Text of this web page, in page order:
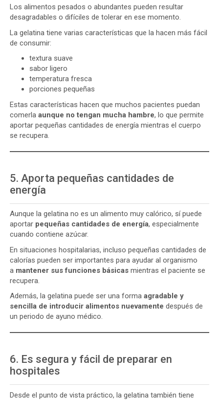
Los alimentos pesados o abundantes pueden resultar
desagradables o difíciles de tolerar en ese momento.
La gelatina tiene varias características que la hacen más fácil
de consumir:
textura suave
sabor ligero
temperatura fresca
porciones pequeñas
Estas características hacen que muchos pacientes puedan
comerla aunque no tengan mucha hambre, lo que permite
aportar pequeñas cantidades de energía mientras el cuerpo
se recupera.
5. Aporta pequeñas cantidades de
energía
Aunque la gelatina no es un alimento muy calórico, sí puede
aportar pequeñas cantidades de energía, especialmente
cuando contiene azúcar.
En situaciones hospitalarias, incluso pequeñas cantidades de
calorías pueden ser importantes para ayudar al organismo
a mantener sus funciones básicas mientras el paciente se
recupera.
Además, la gelatina puede ser una forma agradable y
sencilla de introducir alimentos nuevamente después de
un periodo de ayuno médico.
6. Es segura y fácil de preparar en
hospitales
Desde el punto de vista práctico, la gelatina también tiene